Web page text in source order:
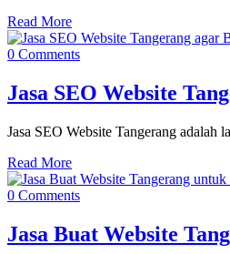
Read More
0 Comments
Jasa SEO Website
Jasa SEO Website Tangerang adalah
Read More
0 Comments
Jasa Buat Website